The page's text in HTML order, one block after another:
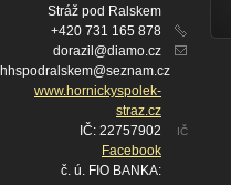
Stráž pod Ralskem
+420 731 165 878
dorazil@diamo.cz
hhspodralskem@seznam.cz
www.hornickyspolek-
straz.cz
IČ
IČ: 22757902
Facebook
č. ú. FIO BANKA: